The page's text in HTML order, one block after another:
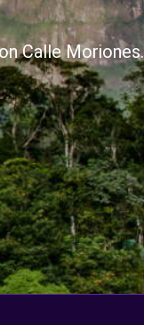
Calle Moriones.